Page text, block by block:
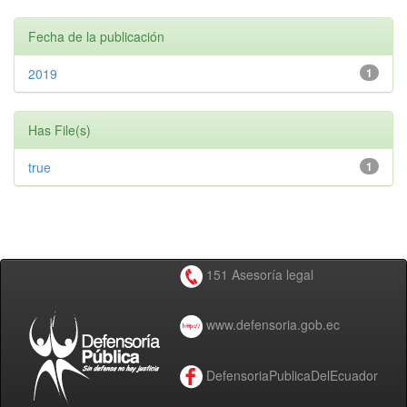
Fecha de la publicación
1
2019
Has File(s)
1
true
151 Asesoría legal
www.defensoria.gob.ec
DefensoriaPublicaDelEcuador